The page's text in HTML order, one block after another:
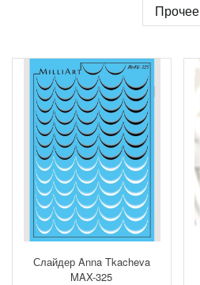
Прочее
Слайдер Anna Tkacheva
MAX-325